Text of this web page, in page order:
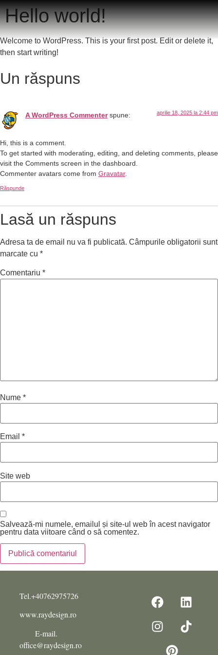
Hello world!
Welcome to WordPress. This is your first post. Edit or delete it,
then start writing!
Un răspuns
A WordPress Commenter spune: aprilie 18, 2025 la 2:44 pm
Hi, this is a comment.
To get started with moderating, editing, and deleting comments, please
visit the Comments screen in the dashboard.
Commenter avatars come from Gravatar.
Răspunde
Lasă un răspuns
Adresa ta de email nu va fi publicată. Câmpurile obligatorii sunt
marcate cu *
Comentariu *
Nume *
Email *
Site web
Salvează-mi numele, emailul și site-ul web în acest navigator
pentru data viitoare când o să comentez.
Tel.+40762975726
www.raydesign.ro
E-mail.
office@raydesign.ro